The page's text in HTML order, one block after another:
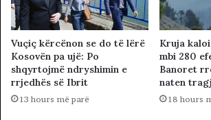
Vuçiç kërcënon se do të lërë
Kosovën pa ujë: Po
shqyrtojmë ndryshimin e
rrjedhës së Ibrit
13 hours më parë
Kruja
mbi 280
Banoret
naten
18 hours